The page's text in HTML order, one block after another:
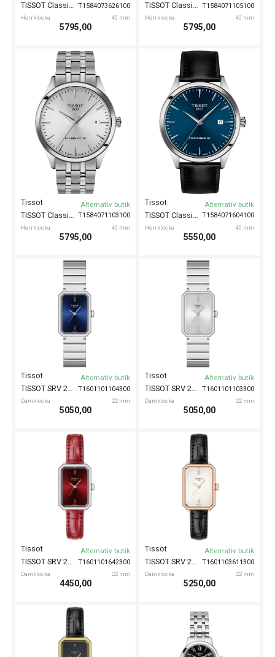
T1584073626100
Herrklocka 40 mm
TISSOT Classic Dream 40mm
5795,00
T1584071105100
Herrklocka 40 mm
TISSOT Classic Dream 40mm
5795,00
T1584071103100
Tissot
Herrklocka 40 mm
TISSOT Classic Dream 40mm
Alternativ butik
5795,00
T1584071604100
Tissot
Herrklocka 40 mm
TISSOT Classic Dream 40mm
Alternativ butik
5550,00
T1601101104300
Tissot
Damklocka 22 mm
TISSOT SRV 22mm
Alternativ butik
5050,00
T1601101103300
Tissot
Damklocka 22 mm
TISSOT SRV 22mm
Alternativ butik
5050,00
T1601101642300
Tissot
Damklocka 22 mm
TISSOT SRV 22mm
Alternativ butik
4450,00
T1601103611300
Tissot
Damklocka 22 mm
TISSOT SRV 22mm
Alternativ butik
5250,00